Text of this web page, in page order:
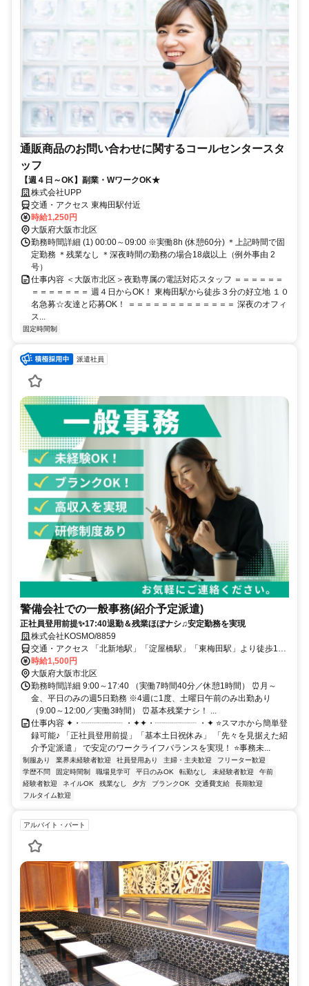
通販商品のお問い合わせに関するコールセンタースタ
ッフ
【週４日～OK】副業・WワークOK★
株式会社UPP
交通・アクセス 東梅田駅付近
時給1,250円
大阪府大阪市北区
勤務時間詳細 (1) 00:00～09:00 ※実働8h (休憩60分) ＊上記時間で固
定勤務 ＊残業なし ＊深夜時間の勤務の場合18歳以上（例外事由 2
号）
仕事内容 ＜大阪市北区＞夜勤専属の電話対応スタッフ ＝＝＝＝＝＝
＝＝＝＝＝＝＝ 週４日からOK！ 東梅田駅から徒歩３分の好立地 １０
名急募☆友達と応募OK！ ＝＝＝＝＝＝＝＝＝＝＝＝＝ 深夜のオフィ
ス...
固定時間制
派遣社員
警備会社での一般事務(紹介予定派遣)
正社員登用前提✨17:40退勤＆残業ほぼナシ♫安定勤務を実現
株式会社KOSMO/8859
交通・アクセス 「北新地駅」「淀屋橋駅」「東梅田駅」より徒歩10
分
時給1,500円
大阪府大阪市北区
勤務時間詳細 9:00～17:40 （実働7時間40分／休憩1時間） ⏰月～
金、平日のみの週5日勤務 ※4週に1度、土曜日午前のみ出勤あり
（9:00～12:00／実働3時間） ⏰基本残業ナシ！ ...
仕事内容 ✦・┈┈┈┈┈ ・✦✦・┈┈┈┈┈ ・✦ ⭐スマホから簡単登
録可能♪ 「正社員登用前提」「基本土日祝休み」 「先々を見据えた紹
介予定派遣」 で安定のワークライフバランスを実現！ ⭐事務未...
制服あり 業界未経験者歓迎 社員登用あり 主婦・主夫歓迎
フリーター歓迎
学歴不問
固定時間制 職場見学可 平日のみOK 転勤なし 未経験者歓迎
午前
経験者歓迎
ネイルOK 残業なし 夕方 ブランクOK 交通費支給
長期歓迎
フルタイム歓迎
アルバイト・パート